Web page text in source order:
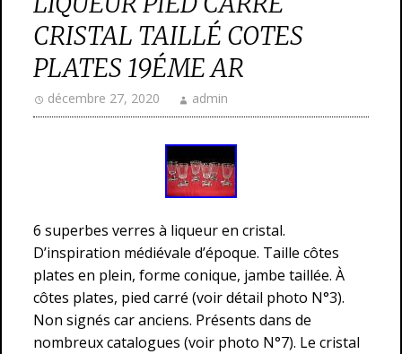
CRISTAL TAILLÉ COTES
PLATES 19ÉME AR
décembre 27, 2020 admin
6 superbes verres à liqueur en cristal.
D’inspiration médiévale d’époque. Taille côtes
plates en plein, forme conique, jambe taillée. À
côtes plates, pied carré (voir détail photo N°3).
Non signés car anciens. Présents dans de
nombreux catalogues (voir photo N°7). Le cristal